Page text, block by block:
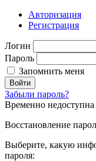
Авторизация
Регистрация
Логин
Пароль
Запомнить меня
Войти
Забыли пароль?
Временно недоступна
Восстановление
Выберите, какую
пароля: